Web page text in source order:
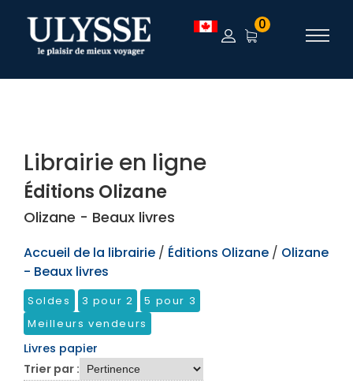
TEST 0
Librairie en ligne
Éditions Olizane
Olizane - Beaux livres
Accueil de la librairie / Éditions Olizane / Olizane
- Beaux livres
Soldes 3 pour 2
5 pour 3
Meilleurs vendeurs
Livres papier
Trier par :